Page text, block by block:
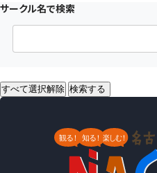
サークル名で検索
すべて選択解除 検索する